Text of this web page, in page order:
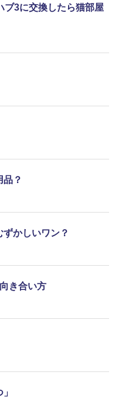
3に交換したら猫部屋
品？
ずかしいワン？
き合い方